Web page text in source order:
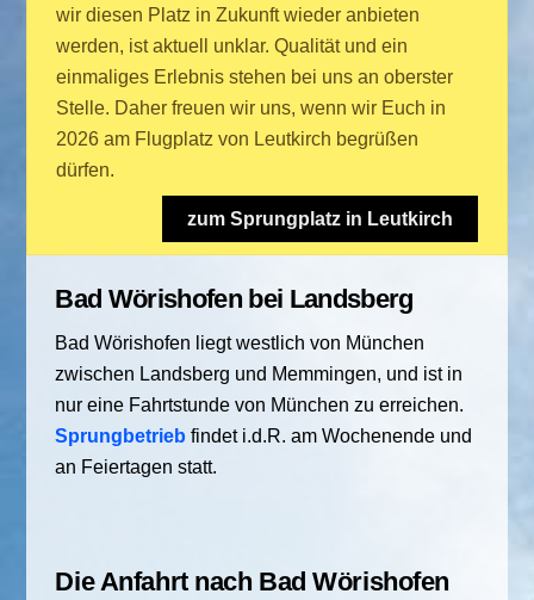
wir diesen Platz in Zukunft wieder anbieten
werden, ist aktuell unklar. Qualität und ein
einmaliges Erlebnis stehen bei uns an oberster
Stelle. Daher freuen wir uns, wenn wir Euch in
2026 am Flugplatz von Leutkirch begrüßen
dürfen.
zum Sprungplatz in Leutkirch
Bad Wörishofen bei Landsberg
Bad Wörishofen liegt westlich von München
zwischen Landsberg und Memmingen, und ist in
nur eine Fahrtstunde von München zu erreichen.
Sprungbetrieb findet i.d.R. am Wochenende und
an Feiertagen statt.
Die Anfahrt nach Bad Wörishofen